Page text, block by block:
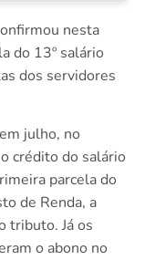
nesta
do 13º salário
dos servidores
julho, no
crédito do salário
parcela do
de Renda, a
tributo. Já os
o abono no